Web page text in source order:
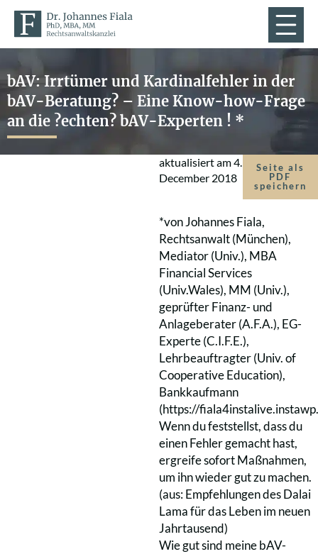
bAV: Irrtümer und Kardinalfehler in der
bAV-Beratung? – Eine Know-how-Frage
an die ?echten? bAV-Experten ! *
aktualisiert am4.
December 2018
Seite als
PDF
speichern
*von Johannes Fiala,
Rechtsanwalt (München),
Mediator (Univ.), MBA
Financial Services
(Univ.Wales), MM (Univ.),
geprüfter Finanz- und
Anlageberater (A.F.A.), EG-
Experte (C.I.F.E.),
Lehrbeauftragter (Univ. of
Cooperative Education),
Bankkaufmann
(https://
Wenn du feststellst, dass du
einen Fehler gemacht hast,
ergreife sofort Maßnahmen,
um ihn wieder gut zu machen.
(aus: Empfehlungen des Dalai
Lama für das Leben im neuen
Jahrtausend)
Wie gut sind meine bAV-